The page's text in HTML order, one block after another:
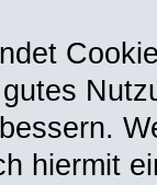
hiermit